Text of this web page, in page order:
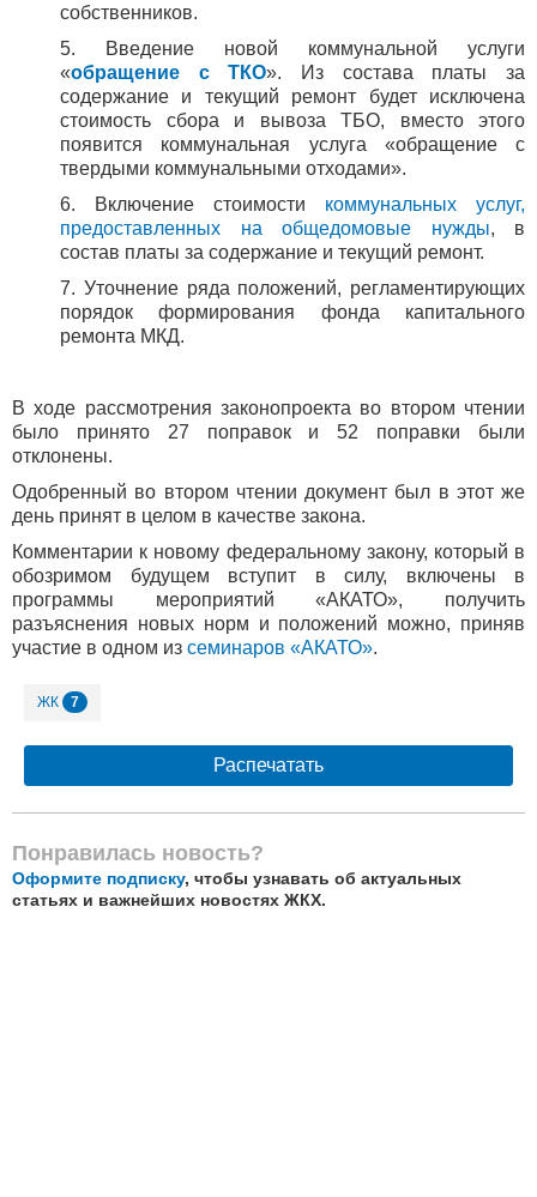
собственников.
5. Введение новой коммунальной услуги
«обращение с ТКО». Из состава платы за
содержание и текущий ремонт будет исключена
стоимость сбора и вывоза ТБО, вместо этого
появится коммунальная услуга «обращение с
твердыми коммунальными отходами».
6. Включение стоимости коммунальных услуг,
предоставленных на общедомовые нужды, в
состав платы за содержание и текущий ремонт.
7. Уточнение ряда положений, регламентирующих
порядок формирования фонда капитального
ремонта МКД.
В ходе рассмотрения законопроекта во втором чтении
было принято 27 поправок и 52 поправки были
отклонены.
Одобренный во втором чтении документ был в этот же
день принят в целом в качестве закона.
Комментарии к новому федеральному закону, который в
обозримом будущем вступит в силу, включены в
программы мероприятий «АКАТО», получить
разъяснения новых норм и положений можно, приняв
участие в одном из семинаров «АКАТО».
ЖК 7
Распечатать
Понравилась новость?
Оформите подписку, чтобы узнавать об актуальных
статьях и важнейших новостях ЖКХ.